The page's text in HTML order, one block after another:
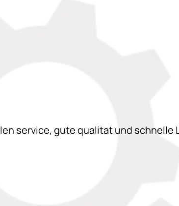
service, gute qualitat und schnelle